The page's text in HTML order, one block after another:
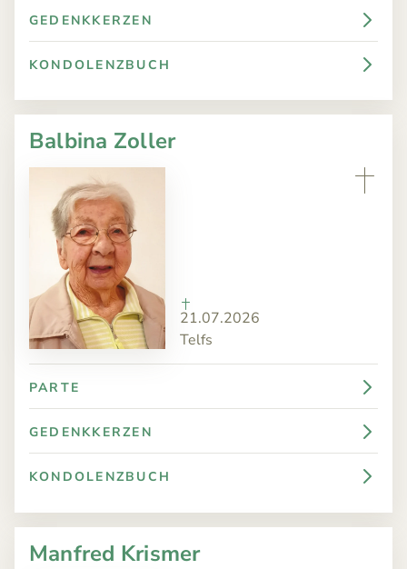
GEDENKKERZEN
KONDOLENZBUCH
Balbina Zoller
21.07.2026
Telfs
PARTE
GEDENKKERZEN
KONDOLENZBUCH
Manfred Krismer